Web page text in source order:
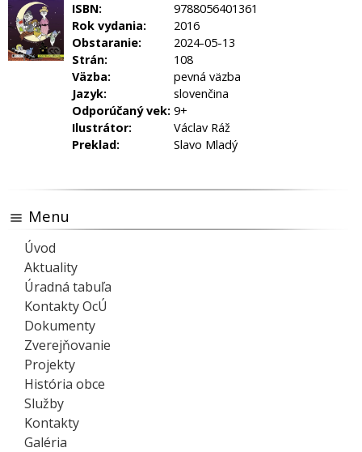
ISBN:
9788056401361
Rok vydania:
2016
Obstaranie:
2024-05-13
Strán:
108
Väzba:
pevná väzba
Jazyk:
slovenčina
Odporúčaný vek: 9+
Ilustrátor:
Václav Ráž
Preklad:
Slavo Mladý
Menu
Úvod
Aktuality
Úradná tabuľa
Kontakty OcÚ
Dokumenty
Zverejňovanie
Projekty
História obce
Služby
Kontakty
Galéria